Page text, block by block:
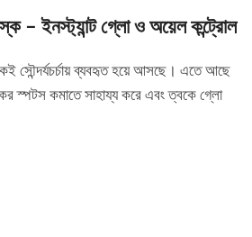
– ইনস্ট্যান্ট গ্লো ও অয়েল কন্ট্রোল
সৌন্দর্যচর্চায় ব্যবহৃত হয়ে আসছে। এতে আছে
স্পটস কমাতে সাহায্য করে এবং ত্বকে গ্লো